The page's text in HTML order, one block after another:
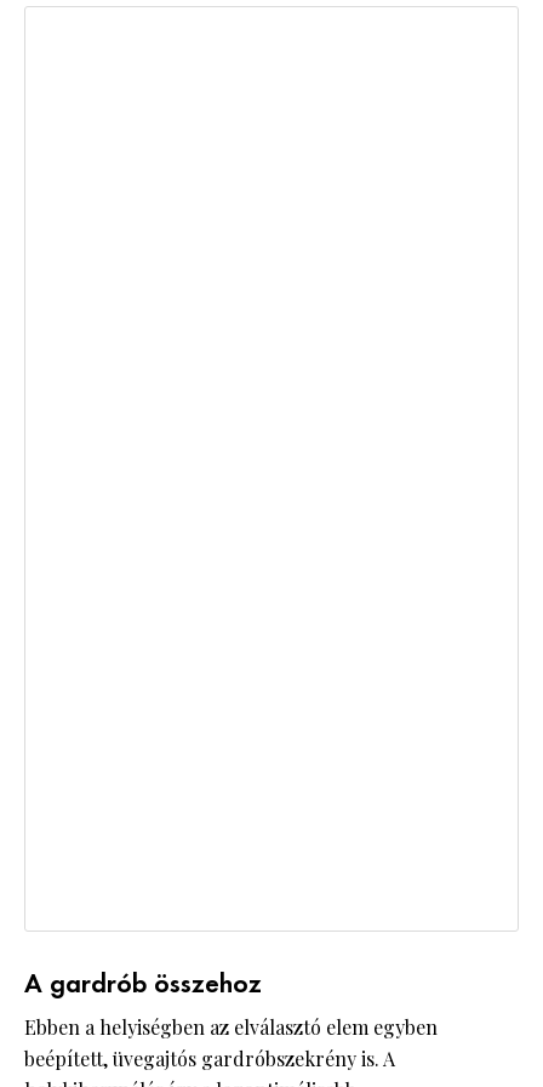
A gardrób összehoz
Ebben a helyiségben az elválasztó elem egyben
beépített, üvegajtós gardróbszekrény is. A